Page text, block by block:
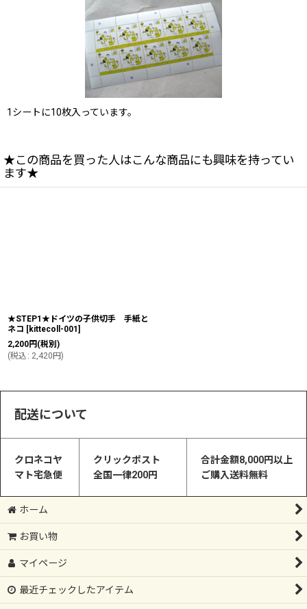
1シートに10枚入っています。
★この商品を買った人はこんな商品にも興味を持ってい
ます★
★STEP1★ドイツの子供切手 手紙と
ネコ [kittecoll-001]
2,200円 (税別)
(税込 : 2,420円)
配送について
クロネコヤ
マト宅急便
クリックポスト
全国一律200円
合計金額8,000円以上
ご購入送料無料
ホーム
お買い物
マイページ
最近チェックしたアイテム